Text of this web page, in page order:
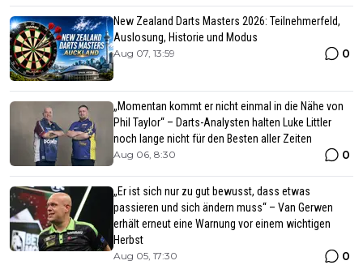
New Zealand Darts Masters 2026: Teilnehmerfeld,
Auslosung, Historie und Modus
Aug 07, 13:59 0
„Momentan kommt er nicht einmal in die Nähe von
Phil Taylor“ – Darts-Analysten halten Luke Littler
noch lange nicht für den Besten aller Zeiten
Aug 06, 8:30 0
„Er ist sich nur zu gut bewusst, dass etwas
passieren und sich ändern muss“ – Van Gerwen
erhält erneut eine Warnung vor einem wichtigen
Herbst
Aug 05, 17:30 0